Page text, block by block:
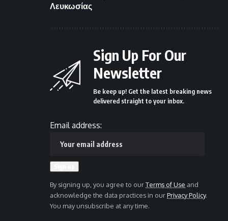
Λευκωσίας
Sign Up For Our
Newsletter
Be keep up! Get the latest breaking news
delivered straight to your inbox.
Email address:
By signing up, you agree to ourTerms of Use and
acknowledge the data practices in ourPrivacy Policy.
You may unsubscribe at any time.